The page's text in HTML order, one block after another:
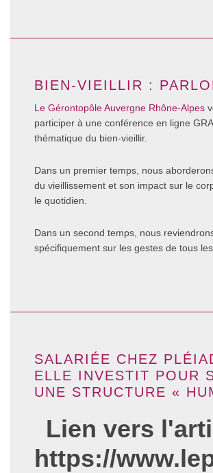
BIEN-VIEILLIR :
Le Gérontopôle Auvergne Rhône-Alpes
participer à une conférence en ligne
thématique du bien-vieillir.
Dans un premier temps, nous
du vieillissement et son impact sur le
le quotidien.
Dans un second temps, nous
spécifiquement sur les gestes de tous
SALARIÉE CHEZ
ELLE INVESTIT POUR
UNE STRUCTURE «
Lien vers
https://